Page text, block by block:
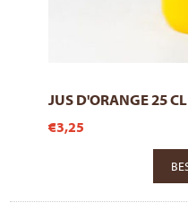
JUS D'ORANGE 25 CL
€3,25